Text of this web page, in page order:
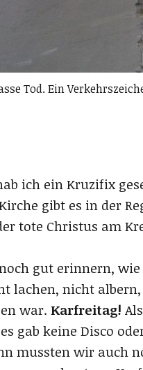
Tod. Ein
ich ein Kruzifix
gibt es in der
tote Christus am
gut erinnern,
lachen, nicht
war. Karfreitag!
gab keine Disco
mussten wir auch